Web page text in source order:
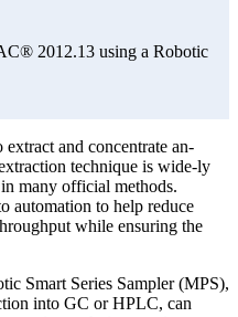
2012.13 using a Robotic
and concentrate an-
technique is wide-ly
many official methods.
automation to help reduce
while ensuring the
Smart Series Sampler (MPS),
into GC or HPLC, can